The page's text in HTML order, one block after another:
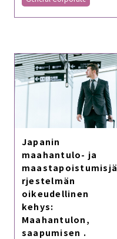
Japanin
maahantulo- ja
maastapoistumisjä
rjestelmän
oikeudellinen
kehys:
Maahantulon,
saapumisen .